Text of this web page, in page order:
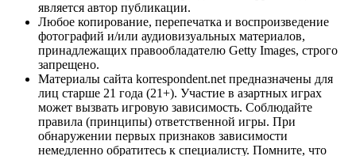
является автор публикации.
Любое копирование, перепечатка и воспроизведение
фотографий и/или аудиовизуальных материалов,
принадлежащих правообладателю Getty Images, строго
запрещено.
Материалы сайта korrespondent.net предназначены для
лиц старше 21 года (21+). Участие в азартных играх
может вызвать игровую зависимость. Соблюдайте
правила (принципы) ответственной игры. При
обнаружении первых признаков зависимости
немедленно обратитесь к специалисту. Помните, что